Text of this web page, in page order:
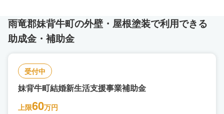
雨竜郡妹背牛町の外壁・屋根塗装で利用できる
助成金・補助金
受付中
妹背牛町結婚新生活支援事業補助金
上限60万円